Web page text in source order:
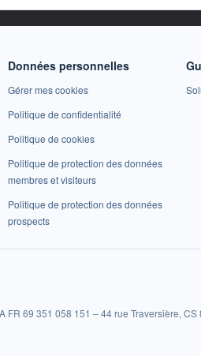
Données personnelles
Gérer mes cookies
Politique de confidentialité
Politique de cookies
Politique de protection des données
membres et visiteurs
Politique de protection des données
prospects
69 351 058 151 – 44 rue Traversière, CS